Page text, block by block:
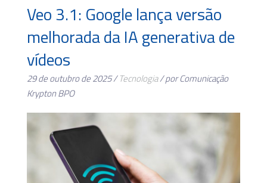
Veo 3.1: Google lança versão
melhorada da IA generativa de
vídeos
29 de outubro de 2025 /Tecnologia/ por Comunicação
Krypton BPO